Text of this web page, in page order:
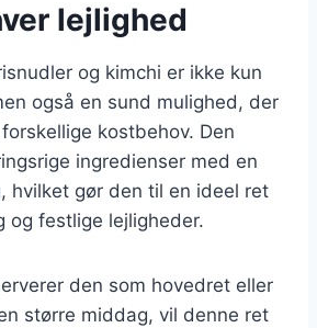
lejlighed
og kimchi er ikke kun
også en sund mulighed, der
kostbehov. Den
ingredienser med en
hvilket gør den til en ideel ret
og festlige lejligheder.
den som hovedret eller
større middag, vil denne ret